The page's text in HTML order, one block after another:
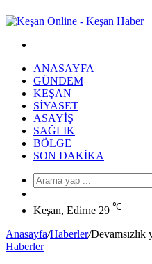
...
ANASAYFA
GÜNDEM
KEŞAN
SIYASET
ASAYIŞ
SAĞLIK
BÖLGE
SON DAKIKA
Makale
Keşan, Edirne 29 ℃
Anasayfa/Haberler/Devamsızlık
Haberler